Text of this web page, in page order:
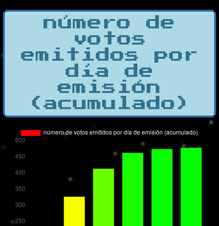
número de
votos
emitidos por
día de
emisión
(acumulado)